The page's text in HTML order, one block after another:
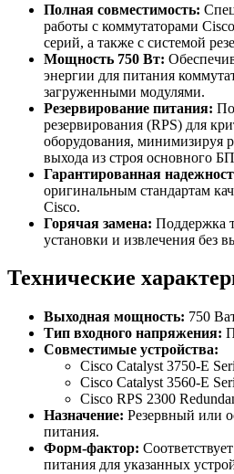
Полная совместимость:
работы с коммутаторами
серий, а также с системой
Мощность 750 Вт:
энергии для питания
загруженными модулями.
Резервирование питания:
резервирования (RPS) для
оборудования, минимизируя
выхода из строя основного
Гарантированная
оригинальным стандартам
Cisco.
Горячая замена: Поддержка
установки и извлечения без
Технические
Выходная мощность: 750
Тип входного напряжения:
Совместимые устройства:
Cisco Catalyst 3750-E
Cisco Catalyst 3560-E
Cisco RPS 2300
Назначение: Резервный или
питания.
Форм-фактор:
питания для указанных